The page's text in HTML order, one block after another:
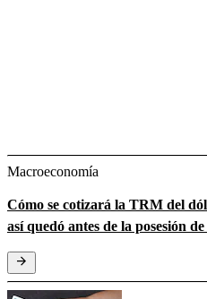
Macroeconomía
Cómo se cotizará la TRM del
así quedó antes de la posesión